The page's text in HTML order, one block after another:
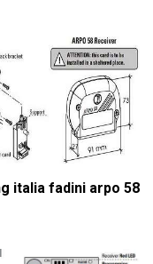
italia fadini arpo 58